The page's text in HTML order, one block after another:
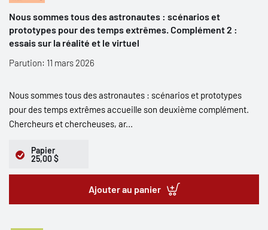
Nous sommes tous des astronautes : scénarios et
prototypes pour des temps extrêmes. Complément 2 :
essais sur la réalité et le virtuel
Parution: 11 mars 2026
Nous sommes tous des astronautes : scénarios et prototypes
pour des temps extrêmes accueille son deuxième complément.
Chercheurs et chercheuses, ar...
Papier
25,00 $
Ajouter au panier